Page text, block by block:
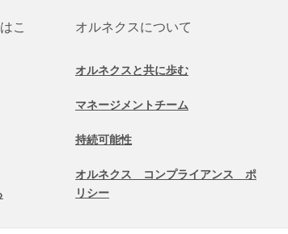
こ
オルネクスについて
オルネクスと共に歩む
マネージメントチーム
持続可能性
オルネクス コンプライアンス ポ
リシー